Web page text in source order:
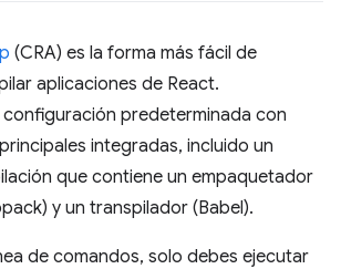
(CRA) es la forma más fácil de
aplicaciones de React.
predeterminada con
integradas, incluido un
que contiene un empaquetador
y un transpilador (Babel).
de comandos, solo debes ejecutar